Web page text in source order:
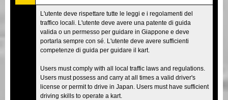
L'utente deve rispettare tutte le leggi e i regolamenti del
traffico locali. L'utente deve avere una patente di guida
valida o un permesso per guidare in Giappone e deve
portarla sempre con sé. L'utente deve avere sufficienti
competenze di guida per guidare il kart.
Users must comply with all local traffic laws and regulations.
Users must possess and carry at all times a valid driver's
license or permit to drive in Japan. Users must have sufficient
driving skills to operate a kart.